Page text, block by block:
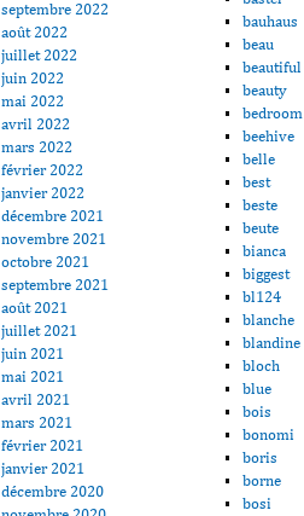
septembre 2022
août 2022
juillet 2022
juin 2022
mai 2022
avril 2022
mars 2022
février 2022
janvier 2022
décembre 2021
novembre 2021
octobre 2021
septembre 2021
août 2021
juillet 2021
juin 2021
mai 2021
avril 2021
mars 2021
février 2021
janvier 2021
décembre 2020
bauhaus
beau
beautiful
beauty
bedroom
beehive
belle
best
beste
beute
bianca
biggest
bl124
blanche
blandine
bloch
blue
bois
bonomi
boris
borne
bosi